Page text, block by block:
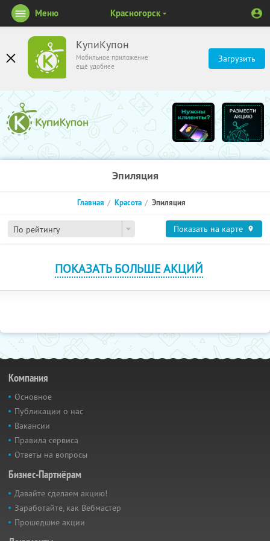
КупиКупон
Мобильное приложение
ещё удобнее
Загрузить
Меню Красногорск
Эпиляция
По рейтингу
Главная Красота Эпиляция
Показать на карте
ПОКАЗАТЬ БОЛЬШЕ АКЦИЙ
Компания
Основное
Публикации о нас
Вакансии
Правила сервиса
Ответы на вопросы
Бизнес-Партнёрам
Давайте сделаем акцию!
Заработайте, как Вебмастер
Прошедшие акции